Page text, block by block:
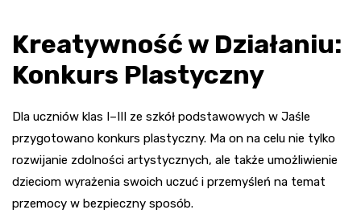
Kreatywność w Działaniu:
Konkurs Plastyczny
Dla uczniów klas I–III ze szkół podstawowych w Jaśle
przygotowano konkurs plastyczny. Ma on na celu nie tylko
rozwijanie zdolności artystycznych, ale także umożliwienie
dzieciom wyrażenia swoich uczuć i przemyśleń na temat
przemocy w bezpieczny sposób.